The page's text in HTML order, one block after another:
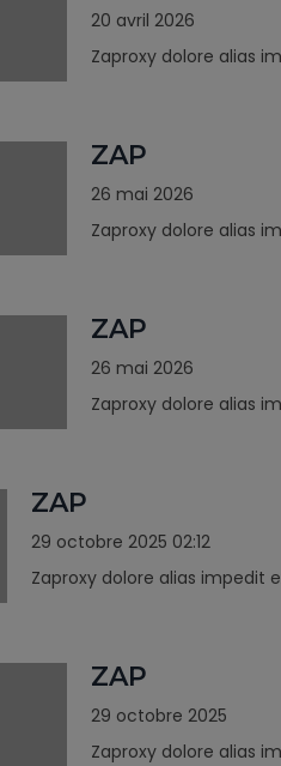
20 avril 2026
Zaproxy dolore alias
ZAP
26 mai 2026
Zaproxy dolore alias
ZAP
26 mai 2026
Zaproxy dolore alias
ZAP
29 octobre 2025 02:12
Zaproxy dolore alias impedit
ZAP
29 octobre 2025
Zaproxy dolore alias